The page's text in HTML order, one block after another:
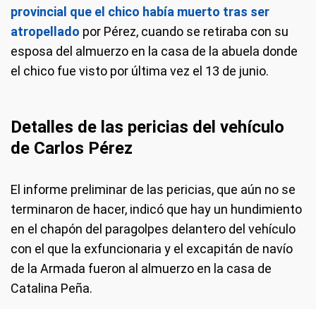
provincial que el chico había muerto tras ser
atropellado por Pérez, cuando se retiraba con su
esposa del almuerzo en la casa de la abuela donde
el chico fue visto por última vez el 13 de junio.
Detalles de las pericias del vehículo
de Carlos Pérez
El informe preliminar de las pericias, que aún no se
terminaron de hacer, indicó que hay un hundimiento
en el chapón del paragolpes delantero del vehículo
con el que la exfuncionaria y el excapitán de navío
de la Armada fueron al almuerzo en la casa de
Catalina Peña.